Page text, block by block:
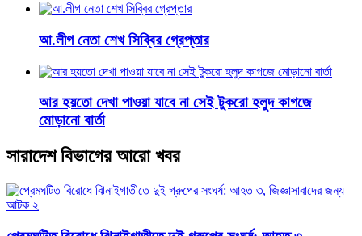
আ.লীগ নেতা শেখ সিব্বির গ্রেপ্তার
আর হয়তো দেখা পাওয়া যাবে না সেই টুকরো হলুদ কাগজে
মোড়ানো বার্তা
সারাদেশ বিভাগের আরো খবর